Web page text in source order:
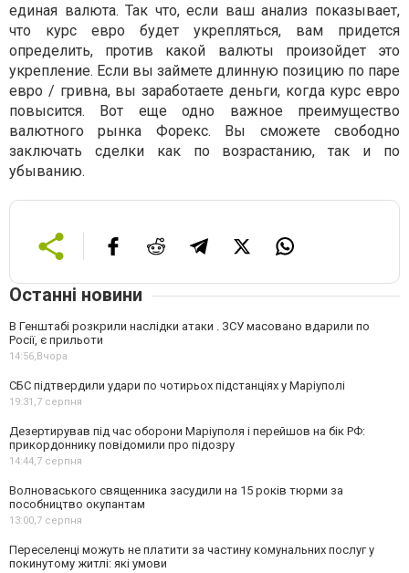
единая валюта. Так что, если ваш анализ показывает,
что курс евро будет укрепляться, вам придется
определить, против какой валюты произойдет это
укрепление. Если вы займете длинную позицию по паре
евро / гривна, вы заработаете деньги, когда курс евро
повысится. Вот еще одно важное преимущество
валютного рынка Форекс. Вы сможете свободно
заключать сделки как по возрастанию, так и по
убыванию.
Останні новини
В Генштабі розкрили наслідки атаки . ЗСУ масовано вдарили по
Росії, є прильоти
14:56,Вчора
СБС підтвердили удари по чотирьох підстанціях у Маріуполі
19:31,7 серпня
Дезертирував під час оборони Маріуполя і перейшов на бік РФ:
прикордоннику повідомили про підозру
14:44,7 серпня
Волноваського священника засудили на 15 років тюрми за
пособництво окупантам
13:00,7 серпня
Переселенці можуть не платити за частину комунальних послуг у
покинутому житлі: які умови